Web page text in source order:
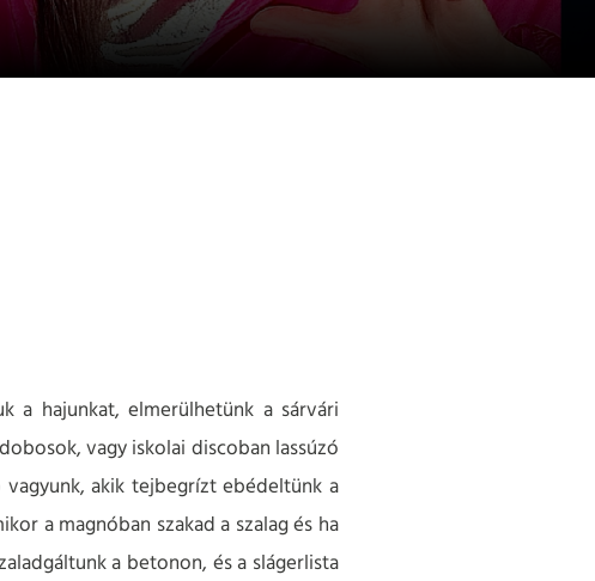
a hajunkat, elmerülhetünk a sárvári
vagy iskolai discoban lassúzó
vagyunk, akik tejbegrízt ebédeltünk a
a magnóban szakad a szalag és ha
a betonon, és a slágerlista